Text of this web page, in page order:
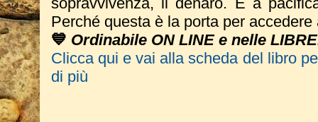
Perché questa è la porta per accedere
💙 Ordinabile ON LINE e nelle
Clicca qui e vai alla scheda del libro
di più